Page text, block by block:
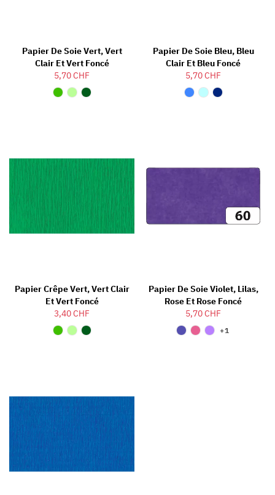
Papier De Soie Vert, Vert
Clair Et Vert Foncé
5,70 CHF
Papier De Soie Bleu, Bleu
Clair Et Bleu Foncé
5,70 CHF
Papier Crêpe Vert, Vert Clair
Et Vert Foncé
3,40 CHF
Papier De Soie Violet, Lilas,
Rose Et Rose Foncé
5,70 CHF
+1